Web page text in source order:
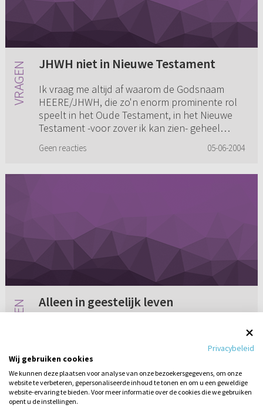
JHWH niet in Nieuwe Testament
Ik vraag me altijd af waarom de Godsnaam
HEERE/JHWH, die zo'n enorm prominente rol
speelt in het Oude Testament, in het Nieuwe
Testament -voor zover ik kan zien- geheel
Geen reacties 05-06-2004
Alleen in geestelijk leven
laatste tijd. Overgebleven als een hutje in den
wijngaard, als een nachthutje in den
komkommerhof. Wat vin...
Geen reacties 05-06-2009
Privacybeleid
Wij gebruiken cookies
We kunnen deze plaatsen voor analyse van onze bezoekersgegevens, om onze
website te verbeteren, gepersonaliseerde inhoud te tonen en om u een geweldige
website-ervaring te bieden. Voor meer informatie over de cookies die we gebruiken
opent u de instellingen.